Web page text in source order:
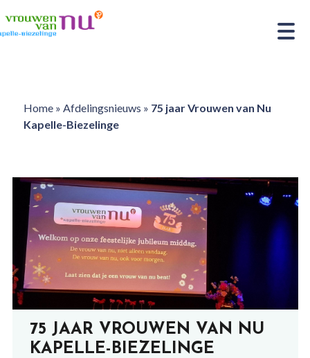
Home» Afdelingsnieuws » 75 jaar Vrouwen van Nu
Kapelle-Biezelinge
75 JAAR VROUWEN VAN NU
KAPELLE-BIEZELINGE